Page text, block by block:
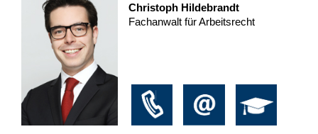
Christoph Hildebrandt
Fachanwalt für Arbeitsrecht